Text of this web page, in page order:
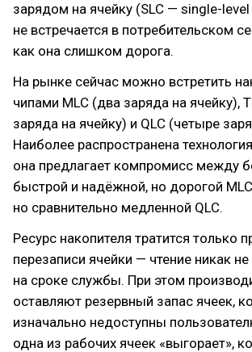
зарядом на ячейку (SLC — single-
не встречается в потребительском
как она слишком дорога.
На рынке сейчас можно встретить
чипами MLC (два заряда на ячейку),
заряда на ячейку) и QLC (четыре
Наиболее распространена
она предлагает компромисс между
быстрой и надёжной, но дорогой
но сравнительно медленной QLC.
Ресурс накопителя тратится только
перезаписи ячейки — чтение никак
на сроке службы. При этом
оставляют резервный запас ячеек,
изначально недоступны
одна из рабочих ячеек «выгорает»,